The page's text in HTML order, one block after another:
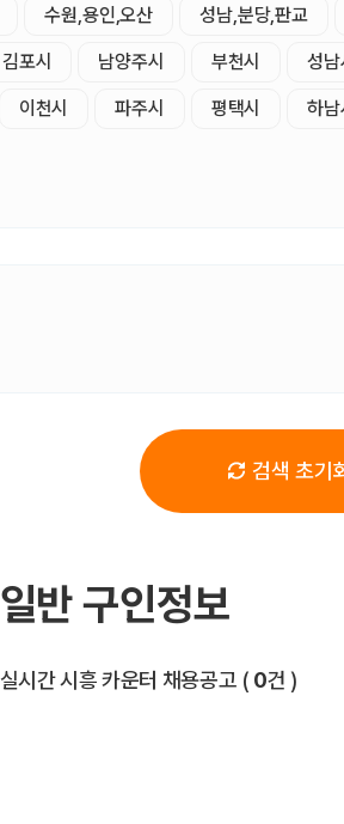
수원,용인,오산 성남,분당,판교
김포시 남양주시 부천시 성남
이천시 파주시 평택시 하남
검색 초기
일반 구인정보
실시간 시흥 카운터 채용공고 전체 목록
( 0건 )